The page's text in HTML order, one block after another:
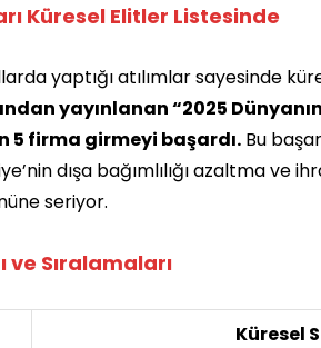
Küresel Elitler Listesinde
yaptığı atılımlar sayesinde
yayınlanan “2025
5 firma girmeyi başardı. Bu
dışa bağımlılığı azaltma ve
seriyor.
ve Sıralamaları
Küresel